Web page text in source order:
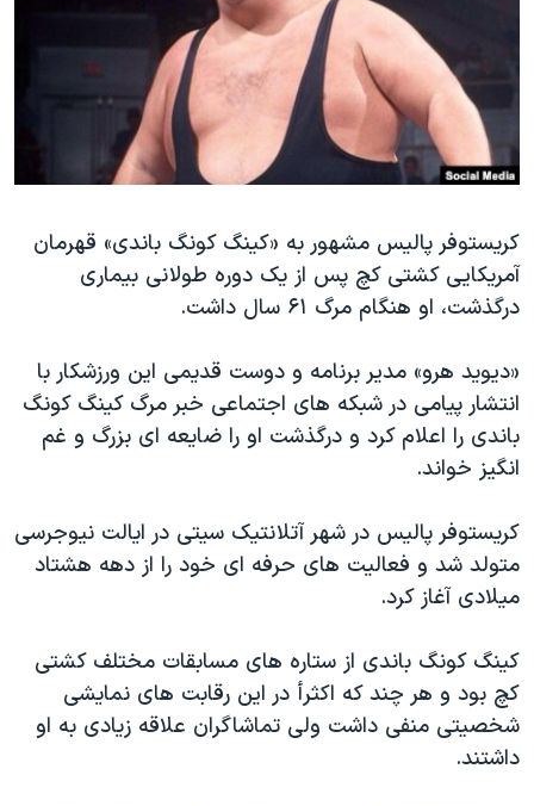
فرهنگ و زندگی
حقوق شهروندی
اقتصادی
علم و فناوری
گالری عکس
آرشیو پخش زنده
انتخابات ریاست جمهوری آمریکا ۲۰۲۴
حمله جمهوری اسلامی به اسرائیل
رمز مهسا
اعتراضات زن، زندگی، آزادی
مجموعه مستندهای دادخواهی
تریبونال مردمی آبان ۹۸
دادگاه حمید نوری
چهل سال گروگان‌گیری
قانون شفافیت دارائی کادر رهبری ایران
اسرائیل در جنگ
نرگس محمدی برنده جایزه نوبل صلح
صفحه‌های ویژه
سفر پرزیدنت ترامپ به چین
زبانهای مختلف
کریستوفر پالیس مشهور به «کینگ کونگ باندی» قهرمان
آمریکایی کشتی کچ پس از یک دوره طولانی بیماری
درگذشت، او هنگام مرگ ۶۱ سال داشت.
«دیوید هرو» مدیر برنامه و دوست قدیمی این ورزشکار با
انتشار پیامی در شبکه های اجتماعی خبر مرگ کینگ کونگ
باندی را اعلام کرد و درگذشت او را ضایعه ای بزرگ و غم‌
انگیز خواند.
کریستوفر پالیس در شهر آتلانتیک سیتی در ایالت نیوجرسی
متولد شد و فعالیت های حرفه ای خود را از دهه هشتاد
میلادی آغاز کرد.
کینگ کونگ باندی از ستاره های مسابقات مختلف کشتی
کچ بود و هر چند که اکثرأ در این رقابت های نمایشی
شخصیتی منفی داشت ولی تماشاگران علاقه زیادی به او
داشتند.